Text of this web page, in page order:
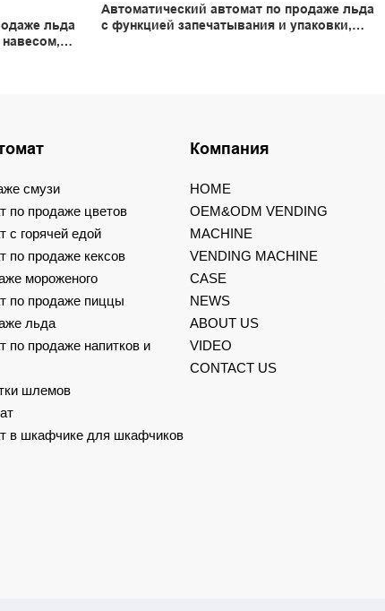
льда
навесом,
Автоматический автомат по продаже льда
с функцией запечатывания и упаковки,
смузи
по продаже цветов
с горячей едой
по продаже кексов
мороженого
по продаже пиццы
льда
по продаже напитков и
шлемов
в шкафчике для шкафчиков
Компания
HOME
OEM&ODM VENDING
MACHINE
VENDING MACHINE
CASE
NEWS
ABOUT US
VIDEO
CONTACT US